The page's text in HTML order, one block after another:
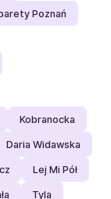
Poznań
Kobranocka
Daria Widawska
Lej Mi Pół
Tyla